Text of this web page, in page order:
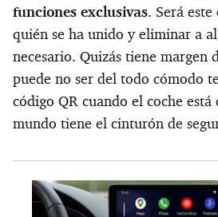
funciones exclusivas. Será
quién se ha unido y eliminar a
necesario. Quizás tiene margen
puede no ser del todo cómodo
código QR cuando el coche
mundo tiene el cinturón de